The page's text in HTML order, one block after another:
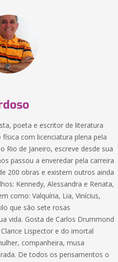
poeta e escritor de literatura
com licenciatura plena pela
Rio de Janeiro, escreve desde sua
passou a enveredar pela carreira
200 obras e existem outros ainda
Kennedy, Alessandra e Renata,
como: Valquíria, Lia, Vinícius,
que são sete rosas
vida. Gosta de Carlos Drummond
Lispector e do imortal
companheira, musa
De todos os pensamentos o